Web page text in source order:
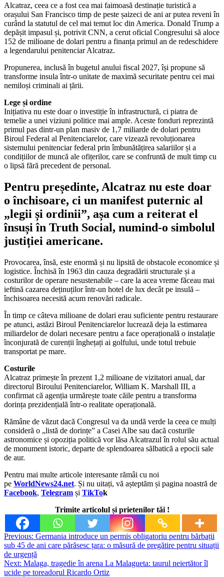
Alcatraz, ceea ce a fost cea mai faimoasă destinație turistică a
orașului San Francisco timp de peste șaizeci de ani ar putea reveni în
curând la statutul de cel mai temut loc din America. Donald Trump a
depășit impasul și, potrivit CNN, a cerut oficial Congresului să aloce
152 de milioane de dolari pentru a finanța primul an de redeschidere
a legendarului penitenciar Alcatraz.
Propunerea, inclusă în bugetul anului fiscal 2027, își propune să
transforme insula într-o unitate de maximă securitate pentru cei mai
nemiloși criminali ai țării.
Lege și ordine
Inițiativa nu este doar o investiție în infrastructură, ci piatra de
temelie a unei viziuni politice mai ample. Aceste fonduri reprezintă
primul pas dintr-un plan masiv de 1,7 miliarde de dolari pentru
Biroul Federal al Penitenciarelor, care vizează revoluționarea
sistemului penitenciar federal prin îmbunătățirea salariilor și a
condițiilor de muncă ale ofițerilor, care se confruntă de mult timp cu
o lipsă fără precedent de personal.
Pentru președinte, Alcatraz nu este doar
o închisoare, ci un manifest puternic al
„legii și ordinii”, așa cum a reiterat el
însuși în Truth Social, numind-o simbolul
justiției americane.
Provocarea, însă, este enormă și nu lipsită de obstacole economice și
logistice. Închisă în 1963 din cauza degradării structurale și a
costurilor de operare nesustenabile – care la acea vreme făceau mai
ieftină cazarea deținuților într-un hotel de lux decât pe insulă –
închisoarea necesită acum renovări radicale.
În timp ce câteva milioane de dolari erau suficiente pentru restaurare
pe atunci, astăzi Biroul Penitenciarelor lucrează deja la estimarea
miliardelor de dolari necesare pentru a face operațională o instalație
înconjurată de curenții înghețați ai golfului, unde totul trebuie
transportat pe mare.
Costurile
Alcatraz primește în prezent 1,2 milioane de vizitatori anual, dar
directorul Biroului Penitenciarelor, William K. Marshall III, a
confirmat că agenția urmărește toate căile pentru a transforma
dorința prezidențială într-o realitate operațională.
Rămâne de văzut dacă Congresul va da undă verde la ceea ce mulți
consideră o „listă de dorințe” a Casei Albe sau dacă costurile
astronomice și opoziția politică vor lăsa Alcatrazul în rolul său actual
de monument istoric, departe de splendoarea sălbatică a epocii sale
de aur.
Pentru mai multe articole interesante rămâi cu noi
pe WorldNews24.net. Și nu uitați, vă așteptăm și pagina noastră de
Facebook, Telegram și TikTok
Trimite articolul și prietenilor tăi !
Post
navigation
Previous: Germania introduce un permis obligatoriu pentru bărbații
sub 45 de ani care părăsesc țara: o măsură de pregătire pentru situații
de urgență
Next: Malaga, tragedie în arena La Malagueta: taurul neiertător îl
ucide pe toreadorul Ricardo Ortiz